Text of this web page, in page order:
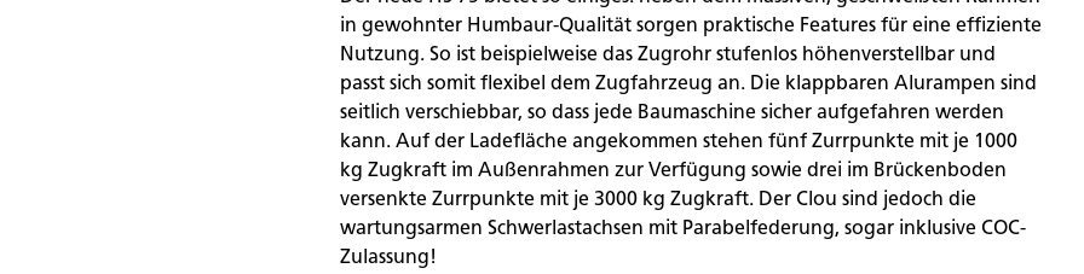
in gewohnter Humbaur-Qualität sorgen praktische Features für eine effiziente
Nutzung. So ist beispielweise das Zugrohr stufenlos höhenverstellbar und
passt sich somit flexibel dem Zugfahrzeug an. Die klappbaren Alurampen sind
seitlich verschiebbar, so dass jede Baumaschine sicher aufgefahren werden
kann. Auf der Ladefläche angekommen stehen fünf Zurrpunkte mit je 1000
kg Zugkraft im Außenrahmen zur Verfügung sowie drei im Brückenboden
versenkte Zurrpunkte mit je 3000 kg Zugkraft. Der Clou sind jedoch die
wartungsarmen Schwerlastachsen mit Parabelfederung, sogar inklusive COC-
Zulassung!